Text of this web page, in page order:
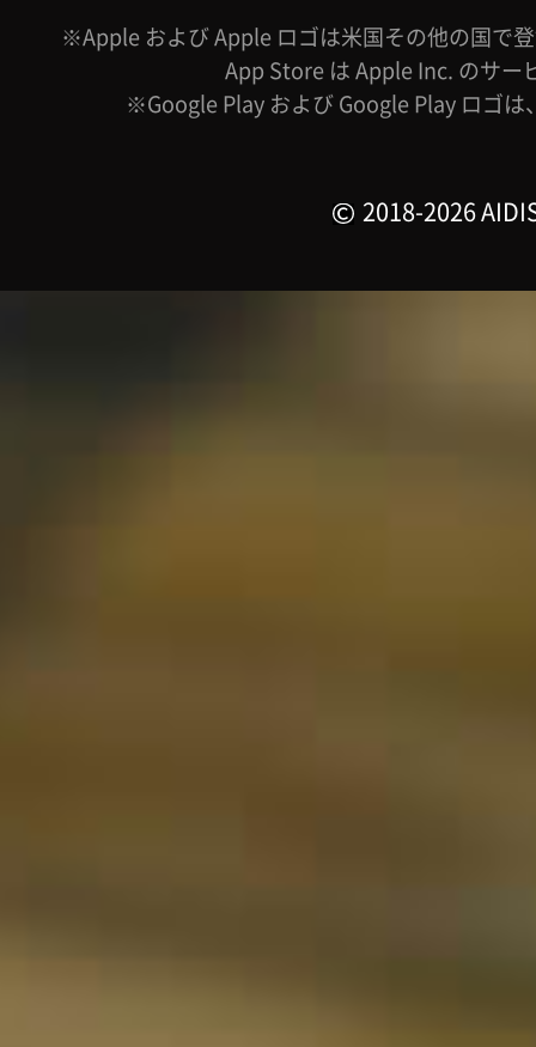
※Apple および Apple ロゴは米国その他の国で
App Store は Apple Inc. のサー
※Google Play および Google Play ロゴは
2018-2026